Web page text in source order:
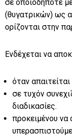
σε οποιοδήποτε
(θυγατρικών) ως
ορίζονται στην
Ενδέχεται να
όταν
σε τυχόν
διαδικασίες.
προκειμένου να